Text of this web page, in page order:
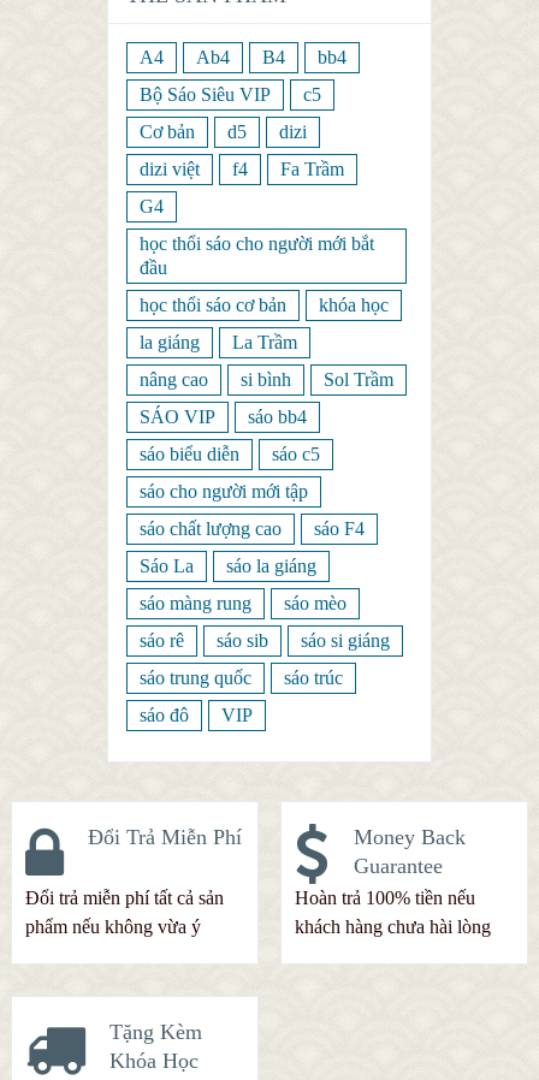
A4 Ab4 B4
bb4
Bộ Sáo Siêu VIP
c5
Cơ bản
d5
dizi
dizi việt
f4
Fa Trầm
G4
học thổi sáo cho người mới bắt
đầu
học thổi sáo cơ bản
khóa học
la giáng
La Trầm
nâng cao
si bình
Sol Trầm
SÁO VIP
sáo bb4
sáo biểu diễn
sáo c5
sáo cho người mới tập
sáo chất lượng cao
sáo F4
Sáo La
sáo la giáng
sáo màng rung
sáo mèo
sáo rê
sáo sib
sáo si giáng
sáo trung quốc
sáo trúc
sáo đô
VIP
Đổi Trả Miễn Phí
Đổi trả miễn phí tất cả sản
phẩm nếu không vừa ý
Money Back
Guarantee
Hoàn trả 100% tiền nếu
khách hàng chưa hài lòng
Tặng Kèm
Khóa Học